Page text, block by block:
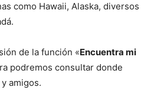
como Hawaii, Alaska, diversos
de la función «Encuentra mi
podremos consultar donde
amigos.